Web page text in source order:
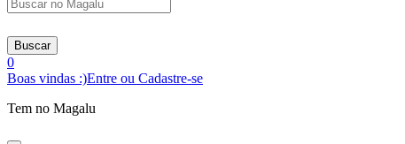
Buscar
0
Boas vindas :)Entre ou Cadastre-se
Tem no Magalu